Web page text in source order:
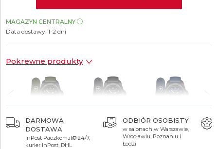
MAGAZYN CENTRALNY
Data dostawy: 1-2 dni
Pokrewne produkty
5 450 zł 5 450 zł 5 450 zł
AUTORYZOWANY
SPRZEDAWCA
gwarancja oryginalności
wszystkich produktów
CENTRUM
SERWISOWE
najnowocześniejsze w
Polsce